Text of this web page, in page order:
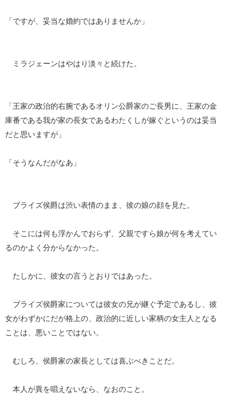
「ですが、妥当な婚約ではありませんか」
ミラジェーンはやはり淡々と続けた。
「王家の政治的右腕であるオリン公爵家のご長男に、王家の金
庫番である我が家の長女であるわたくしが嫁ぐというのは妥当
だと思いますが」
「そうなんだがなあ」
ブライズ侯爵は渋い表情のまま、彼の娘の顔を見た。
そこには何も浮かんでおらず、父親ですら娘が何を考えてい
るのかよく分からなかった。
たしかに、彼女の言うとおりではあった。
ブライズ侯爵家については彼女の兄が継ぐ予定であるし、彼
女がわずかにだが格上の、政治的に近しい家柄の女主人となる
ことは、悪いことではない。
むしろ、侯爵家の家長としては喜ぶべきことだ。
本人が異を唱えないなら、なおのこと。